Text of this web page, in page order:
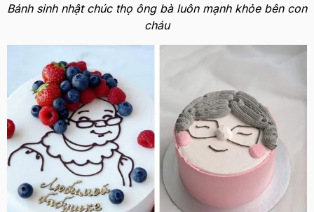
Bánh sinh nhật chúc thọ ông bà luôn mạnh khỏe bên con
cháu